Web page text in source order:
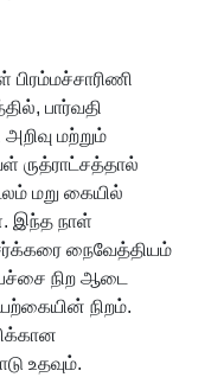
பார்வதி
மற்றும்
ருத்ராட்சத்தால்
மறு கையில்
இந்த நாள்
நைவேத்தியம்
நிற ஆடை
நிறம்.
உதவும்.